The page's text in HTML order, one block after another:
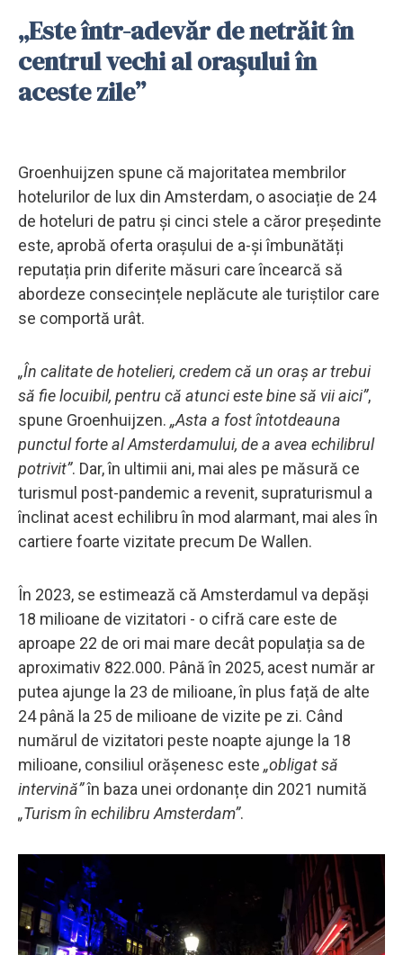
„Este într-adevăr de netrăit în
centrul vechi al orașului în
aceste zile”
Groenhuijzen spune că majoritatea membrilor
hotelurilor de lux din Amsterdam, o asociație de 24
de hoteluri de patru și cinci stele a căror președinte
este, aprobă oferta orașului de a-și îmbunătăți
reputația prin diferite măsuri care încearcă să
abordeze consecințele neplăcute ale turiștilor care
se comportă urât.
„În calitate de hotelieri, credem că un oraș ar trebui
să fie locuibil, pentru că atunci este bine să vii aici”,
spune Groenhuijzen. „Asta a fost întotdeauna
punctul forte al Amsterdamului, de a avea echilibrul
potrivit”. Dar, în ultimii ani, mai ales pe măsură ce
turismul post-pandemic a revenit, supraturismul a
înclinat acest echilibru în mod alarmant, mai ales în
cartiere foarte vizitate precum De Wallen.
În 2023, se estimează că Amsterdamul va depăși
18 milioane de vizitatori - o cifră care este de
aproape 22 de ori mai mare decât populația sa de
aproximativ 822.000. Până în 2025, acest număr ar
putea ajunge la 23 de milioane, în plus față de alte
24 până la 25 de milioane de vizite pe zi. Când
numărul de vizitatori peste noapte ajunge la 18
milioane, consiliul orășenesc este „obligat să
intervină”în baza unei ordonanțe din 2021 numită
„Turism în echilibru Amsterdam”.